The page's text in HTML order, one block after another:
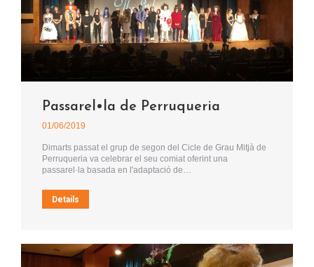
Passarel•la de Perruqueria
01/06/2019
Dimarts passat el grup de segon del Cicle de Grau Mitjà de
Perruqueria va celebrar el seu comiat oferint una
passarel·la basada en l'adaptació de…
Details